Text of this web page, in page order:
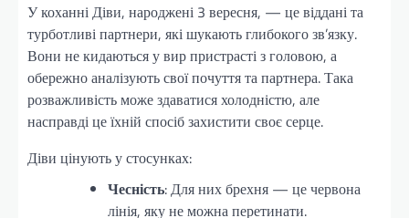
У коханні Діви, народжені 3 вересня, — це віддані та
турботливі партнери, які шукають глибокого зв’язку.
Вони не кидаються у вир пристрасті з головою, а
обережно аналізують свої почуття та партнера. Така
розважливість може здаватися холодністю, але
насправді це їхній спосіб захистити своє серце.
Діви цінують у стосунках:
Чесність: Для них брехня — це червона
лінія, яку не можна перетинати.